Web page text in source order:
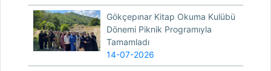
Gökçepınar Kitap Okuma Kulübü
Dönemi Piknik Programıyla
Tamamladı
14-07-2026